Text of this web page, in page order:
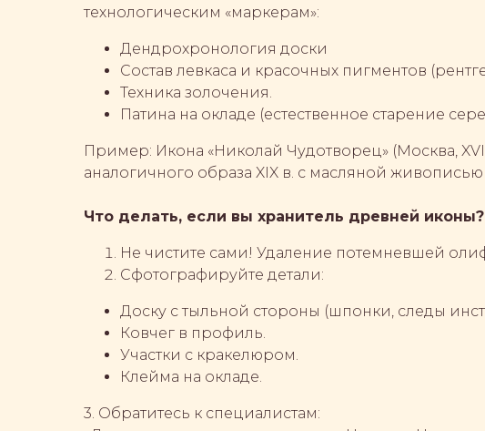
технологическим «маркерам»:
Дендрохронология доски
Состав левкаса и красочных пигментов
Техника золочения.
Патина на окладе (естественное старение
Пример: Икона «Николай Чудотворец» (Москва,
аналогичного образа XIX в. с масляной
Что делать, если вы хранитель древней иконы?
Не чистите сами! Удаление потемневшей
Сфотографируйте детали:
Доску с тыльной стороны (шпонки, следы
Ковчег в профиль.
Участки с кракелюром.
Клейма на окладе.
3. Обратитесь к специалистам: